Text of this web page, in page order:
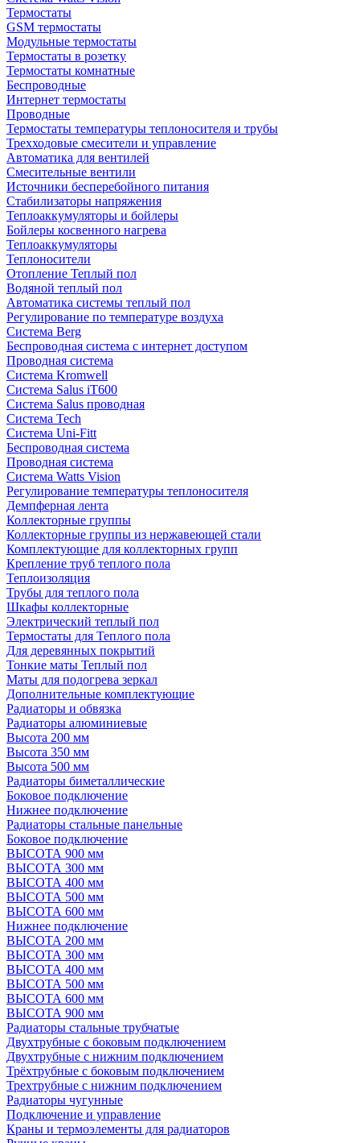
Термостаты
GSM термостаты
Модульные термостаты
Термостаты в розетку
Термостаты комнатные
Беспроводные
Интернет термостаты
Проводные
Термостаты температуры теплоносителя и трубы
Трехходовые смесители и управление
Автоматика для вентилей
Смесительные вентили
Источники бесперебойного питания
Стабилизаторы напряжения
Теплоаккумуляторы и бойлеры
Бойлеры косвенного нагрева
Теплоаккумуляторы
Теплоносители
Отопление Теплый пол
Водяной теплый пол
Автоматика системы теплый пол
Регулирование по температуре воздуха
Система Berg
Беспроводная система с интернет доступом
Проводная система
Система Kromwell
Система Salus iT600
Система Salus проводная
Система Tech
Система Uni-Fitt
Беспроводная система
Проводная система
Система Watts Vision
Регулирование температуры теплоносителя
Демпферная лента
Коллекторные группы
Коллекторные группы из нержавеющей стали
Комплектующие для коллекторных групп
Крепление труб теплого пола
Теплоизоляция
Трубы для теплого пола
Шкафы коллекторные
Электрический теплый пол
Термостаты для Теплого пола
Для деревянных покрытий
Тонкие маты Теплый пол
Маты для подогрева зеркал
Дополнительные комплектующие
Радиаторы и обвязка
Радиаторы алюминиевые
Высота 200 мм
Высота 350 мм
Высота 500 мм
Радиаторы биметаллические
Боковое подключение
Нижнее подключение
Радиаторы стальные панельные
Боковое подключение
ВЫСОТА 900 мм
ВЫСОТА 300 мм
ВЫСОТА 400 мм
ВЫСОТА 500 мм
ВЫСОТА 600 мм
Нижнее подключение
ВЫСОТА 200 мм
ВЫСОТА 300 мм
ВЫСОТА 400 мм
ВЫСОТА 500 мм
ВЫСОТА 600 мм
ВЫСОТА 900 мм
Радиаторы стальные трубчатые
Двухтрубные с боковым подключением
Двухтрубные с нижним подключением
Трёхтрубные с боковым подключением
Трехтрубные с нижним подключением
Радиаторы чугунные
Подключение и управление
Краны и термоэлементы для радиаторов